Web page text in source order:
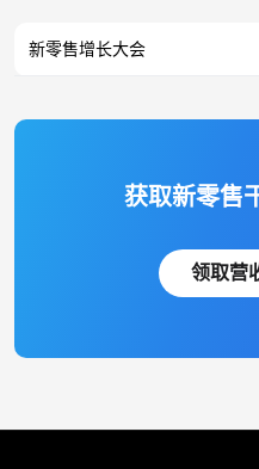
新零售增长大会
获取新零售
领取营